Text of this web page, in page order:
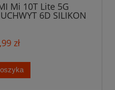
Mi 10T Lite 5G
6D SILIKON
zł